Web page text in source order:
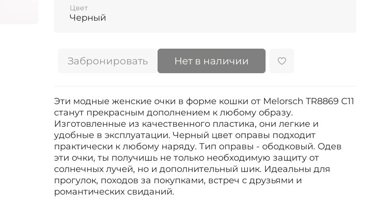
Цвет
Черный
Забронировать Нет в наличии
Эти модные женские очки в форме кошки от Melorsch TR8869 C11
станут прекрасным дополнением к любому образу.
Изготовленные из качественного пластика, они легкие и
удобные в эксплуатации. Черный цвет оправы подходит
практически к любому наряду. Тип оправы - ободковый. Одев
эти очки, ты получишь не только необходимую защиту от
солнечных лучей, но и дополнительный шик. Идеальны для
прогулок, походов за покупками, встреч с друзьями и
романтических свиданий.